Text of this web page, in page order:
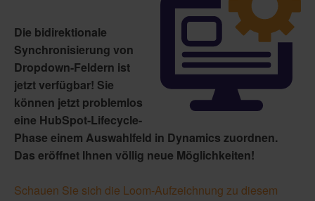
Die bidirektionale
Synchronisierung von
Dropdown-Feldern ist
jetzt verfügbar! Sie
können jetzt problemlos
eine HubSpot-Lifecycle-
Phase einem Auswahlfeld in Dynamics zuordnen.
Das eröffnet Ihnen völlig neue Möglichkeiten!
Schauen Sie sich die Loom-Aufzeichnung zu diesem